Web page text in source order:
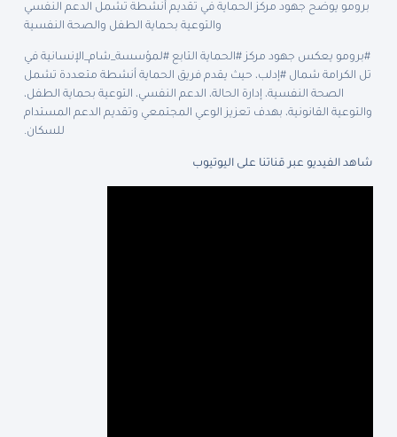
برومو يوضح جهود مركز الحماية في تقديم أنشطة تشمل الدعم النفسي
والتوعية بحماية الطفل والصحة النفسية
#برومو يعكس جهود مركز #الحماية التابع #لمؤسسة_شام_الإنسانية في
تل الكرامة شمال #إدلب، حيث يقدم فريق الحماية أنشطة متعددة تشمل
الصحة النفسية، إدارة الحالة، الدعم النفسي، التوعية بحماية الطفل،
والتوعية القانونية، بهدف تعزيز الوعي المجتمعي وتقديم الدعم المستدام
للسكان.
شاهد الفيديو عبر قناتنا على اليوتيوب